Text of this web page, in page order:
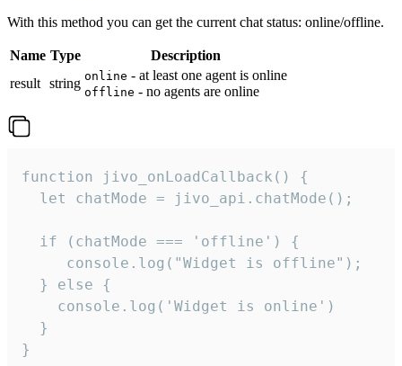
With this method you can get the current chat status: online/offline.
Name Type
Description
result string online - at least one agent is online
offline - no agents are online
function jivo_onLoadCallback() {
  let chatMode = jivo_api.chatMode();
  if (chatMode === 'offline') {
     console.log("Widget is offline");
  } else {
    console.log('Widget is online')
  }
}